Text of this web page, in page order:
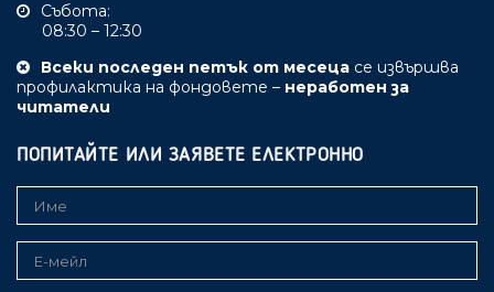
Събота:
08:30 – 12:30
Всеки последен петък от месеца се извършва
профилактика на фондовете – неработен за
читатели
ПОПИТАЙТЕ ИЛИ ЗАЯВЕТЕ ЕЛЕКТРОННО